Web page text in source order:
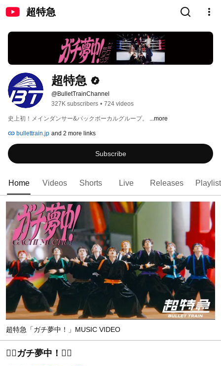
超特急
超特急
@BulletTrainChannel
327K subscribers • 724 videos
史上初！メインダンサー&バックボーカルグループ。 ...more
bullettrain.jp and 2 more links
Subscribe
Home Videos Shorts Live Releases
超特急「ガチ夢中！」MUSIC VIDEO
❤️‍🔥ガチ夢中！❤️‍🔥